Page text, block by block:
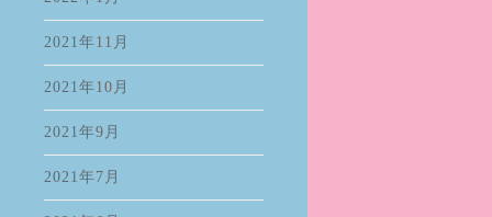
2021年11月
2021年10月
2021年9月
2021年7月